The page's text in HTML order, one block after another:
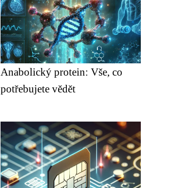
Anabolický protein: Vše, co
potřebujete vědět